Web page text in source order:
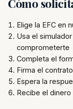
Cómo
Elige la EFC en
Usa el
comprometerte
Completa el
Firma el
Espera la
Recibe el dinero